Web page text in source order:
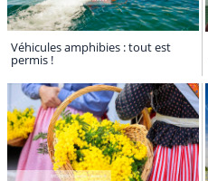
Véhicules amphibies : tout est
permis !